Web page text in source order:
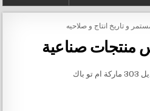
و تاريخ انتاج و صلاحيه
منتجات صناعية